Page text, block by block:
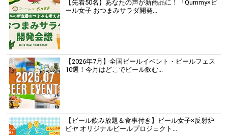
【先着50名】あなたの声が新商品に！『Qummy×ビ
ール女子 おつまみサラダ開発...
【2026年7月】全国ビールイベント・ビールフェス
10選！今月はどこでビール飲む...
【ビール飲み放題＆食事付き】ビール女子×反射炉
ビヤ オリジナルビールプロジェクト...